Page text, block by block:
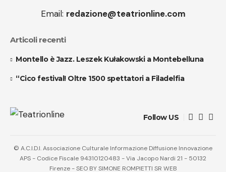
Email: redazione@teatrionline.com
Articoli recenti
Montello è Jazz. Leszek Kułakowski a Montebelluna
“Cico festival! Oltre 1500 spettatori a Filadelfia
Follow US
© A.C.I.D.I. Associazione Culturale Informazione Diffusione Innovazione
APS - Codice Fiscale 94310120483 - Via Jacopo Nardi 21 - 50132
Firenze - SEO BY SIMONE ROMPIETTI SR WEB